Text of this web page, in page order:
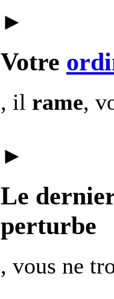
►
Votre
, il rame,
►
Le
perturbe
, vous ne